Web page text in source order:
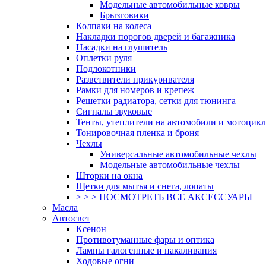
Модельные автомобильные ковры
Брызговики
Колпаки на колеса
Накладки порогов дверей и багажника
Насадки на глушитель
Оплетки руля
Подлокотники
Разветвители прикуривателя
Рамки для номеров и крепеж
Решетки радиатора, сетки для тюнинга
Сигналы звуковые
Тенты, утеплители на автомобили и
Тонировочная пленка и броня
Чехлы
Универсальные автомобильные чехлы
Модельные автомобильные чехлы
Шторки на окна
Щетки для мытья и снега, лопаты
> > > ПОСМОТРЕТЬ ВСЕ АКСЕССУАРЫ
Масла
Автосвет
Ксенон
Противотуманные фары и оптика
Лампы галогенные и накаливания
Ходовые огни